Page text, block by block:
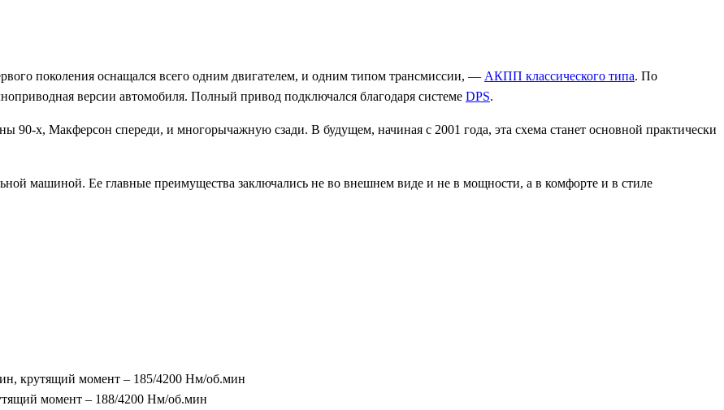
поколения оснащался всего одним двигателем, и одним типом трансмиссии, — АКПП классического типа. По
версии автомобиля. Полный привод подключался благодаря системе DPS.
90-х, Макферсон спереди, и многорычажную сзади. В будущем, начиная с 2001 года, эта схема станет основной практически
машиной. Ее главные преимущества заключались не во внешнем виде и не в мощности, а в комфорте и в стиле
крутящий момент – 185/4200 Нм/об.мин
момент – 188/4200 Нм/об.мин